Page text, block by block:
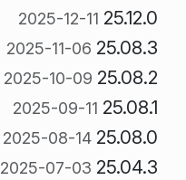
25.12.0
2025-12-11
25.08.3
2025-11-06
25.08.2
2025-10-09
25.08.1
2025-09-11
25.08.0
2025-08-14
25.04.3
2025-07-03